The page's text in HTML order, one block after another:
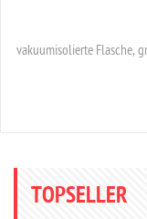
vakuumisolierte Flasche,
TOPSELLER